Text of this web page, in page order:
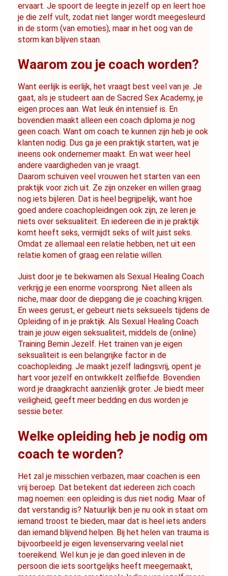
ervaart. Je spoort de leegte in jezelf op en leert hoe
je die zelf vult, zodat niet langer wordt meegesleurd
in de storm (van emoties), maar in het oog van de
storm kan blijven staan.
Waarom zou je coach worden?
Want eerlijk is eerlijk, het vraagt best veel van je. Je
gaat, als je studeert aan de Sacred Sex Academy, je
eigen proces aan. Wat leuk én intensief is. En
bovendien maakt alleen een coach diploma je nog
geen coach. Want om coach te kunnen zijn heb je ook
klanten nodig. Dus ga je een praktijk starten, wat je
ineens ook ondernemer maakt. En wat weer heel
andere vaardigheden van je vraagt.
Daarom schuiven veel vrouwen het starten van een
praktijk voor zich uit. Ze zijn onzeker en willen graag
nog iets bijleren. Dat is heel begrijpelijk, want hoe
goed andere coachopleidingen ook zijn, ze leren je
niets over seksualiteit. En iedereen die in je praktijk
komt heeft seks, vermijdt seks of wilt juist seks.
Omdat ze allemaal een relatie hebben, net uit een
relatie komen of graag een relatie willen.
Juist door je te bekwamen als Sexual Healing Coach
verkrijg je een enorme voorsprong. Niet alleen als
niche, maar door de diepgang die je coaching krijgen.
En wees gerust, er gebeurt niets seksueels tijdens de
Opleiding of in je praktijk. Als Sexual Healing Coach
train je jouw eigen seksualiteit, middels de (online)
Training Bemin Jezelf. Het trainen van je eigen
seksualiteit is een belangrijke factor in de
coachopleiding. Je maakt jezelf ladingsvrij, opent je
hart voor jezelf en ontwikkelt zelfliefde. Bovendien
word je draagkracht aanzienlijk groter. Je biedt meer
veiligheid, geeft meer bedding en dus worden je
sessie beter.
Welke opleiding heb je nodig om
coach te worden?
Het zal je misschien verbazen, maar coachen is een
vrij beroep. Dat betekent dat iedereen zich coach
mag noemen: een opleiding is dus niet nodig. Maar of
dat verstandig is? Natuurlijk ben je nu ook in staat om
iemand troost te bieden, maar dat is heel iets anders
dan iemand blijvend helpen. Bij het helen van trauma is
bijvoorbeeld je eigen levenservaring veelal niet
toereikend. Wel kun je je dan goed inleven in de
persoon die iets soortgelijks heeft meegemaakt,